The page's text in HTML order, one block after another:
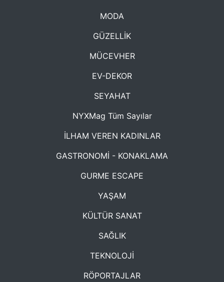
MODA
GÜZELLİK
MÜCEVHER
EV-DEKOR
SEYAHAT
NYXMag Tüm Sayılar
İLHAM VEREN KADINLAR
GASTRONOMİ - KONAKLAMA
GURME ESCAPE
YAŞAM
KÜLTÜR SANAT
SAĞLIK
TEKNOLOJİ
RÖPORTAJLAR